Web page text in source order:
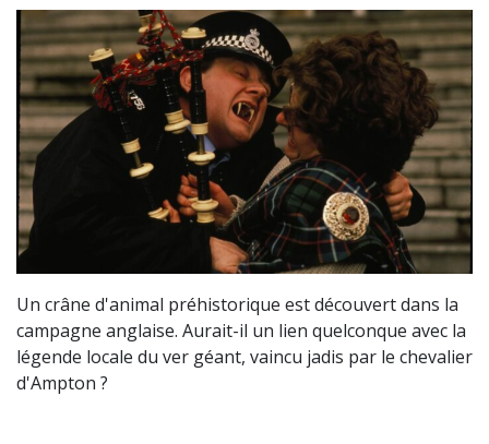
Un crâne d'animal préhistorique est découvert dans la
campagne anglaise. Aurait-il un lien quelconque avec la
légende locale du ver géant, vaincu jadis par le chevalier
d'Ampton ?